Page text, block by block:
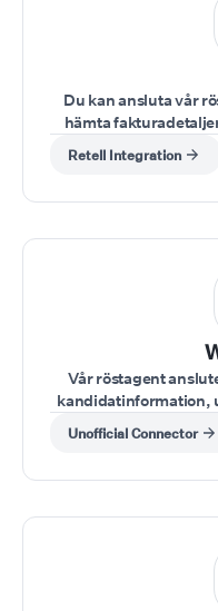
Du kan ansluta vår
hämta
uppdatera
Retell Integration
Vår röstagent
kandidatinformation,
eller lägga till
Unofficial Connector